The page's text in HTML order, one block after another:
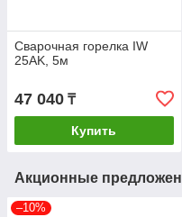
Сварочная горелка IW
25AK, 5м
47 040 ₸
Купить
Акционные
–10%